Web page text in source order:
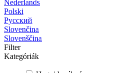
Nederlands
Polski
Русский
Slovenčina
Slovenščina
Filter
Kategóriák